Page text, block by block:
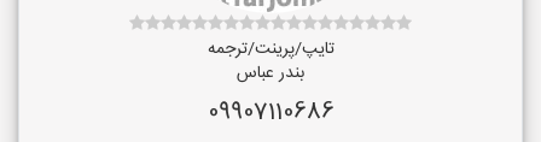
تایپ/پرینت/ترجمه
بندر عباس
09907110686